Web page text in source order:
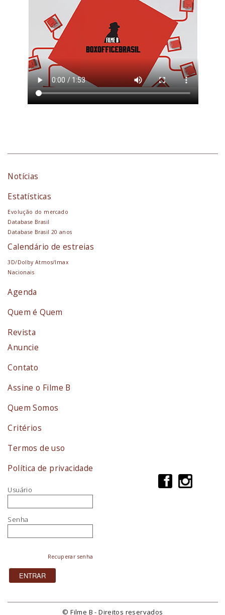
Notícias
Estatísticas
Evolução do mercado
Database Brasil
Database Brasil 20 anos
Calendário de estreias
3D/Dolby Atmos/Imax
Nacionais
Agenda
Quem é Quem
Revista
Anuncie
Contato
Assine o Filme B
Quem Somos
Critérios
Termos de uso
Política de privacidade
Usuário
Senha
Recuperar senha
© Filme B - Direitos reservados